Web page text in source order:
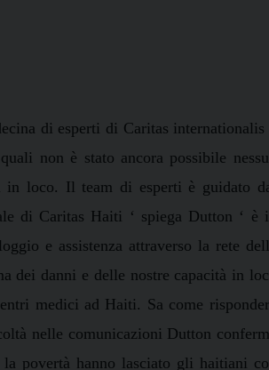
di esperti di Caritas internationalis
non è stato ancora possibile
in loco. Il team di esperti è guidato
di Caritas Haiti ‘ spiega Dutton ‘ è
e assistenza attraverso la rete
dei danni e delle nostre capacità in
medici ad Haiti. Sa come
nelle comunicazioni Dutton
povertà hanno lasciato gli haitiani